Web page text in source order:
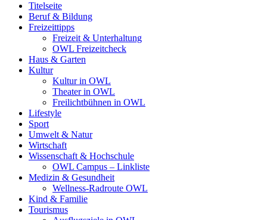
Titelseite
Beruf & Bildung
Freizeittipps
Freizeit & Unterhaltung
OWL Freizeitcheck
Haus & Garten
Kultur
Kultur in OWL
Theater in OWL
Freilichtbühnen in OWL
Lifestyle
Sport
Umwelt & Natur
Wirtschaft
Wissenschaft & Hochschule
OWL Campus – Linkliste
Medizin & Gesundheit
Wellness-Radroute OWL
Kind & Familie
Tourismus